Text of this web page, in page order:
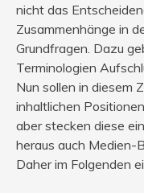
nicht das
Zusammenhänge in
Grundfragen. Dazu
Terminologien
Nun sollen in diesem
inhaltlichen
aber stecken diese
heraus auch Medien-
Daher im Folgenden